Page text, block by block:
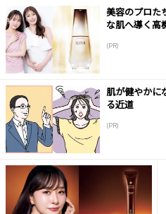
美容のプロた
な肌へ導く高
(PR)
肌が健やかに
る近道
(PR)